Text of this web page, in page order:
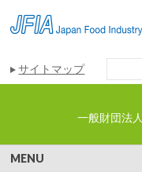
サイトマップ
一般財団法人
MENU